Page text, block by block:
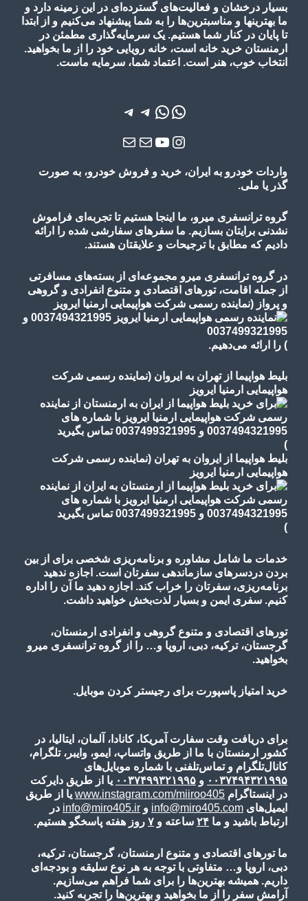
بسیار درخشان و فعالیت‌های گسترده‌ای در این زمینه دارد و
ما بهترینها و مناسبترین‌ها را به شما پیشنهاد می‌کنیم و از ابتدا
تا پایان در کنار شما هستیم. یک سرمایه‌گذاری مطمئن در
ارمنستان خرید خانه است، خانه رویایی خود را از ما بخواهید.
انتخاب خوب، هنر است. اعتماد شما، سرمایه ماست.
واتس‌اپ
واتس‌اپ
تلگرامتلگرام
اینستاگرم
یوتیوب
ایمیلایمیل
واردات خودرو به ایران، خرید و فروش خودرو، به صورت
گذر یا ملی.
گروه ترانسفری میرو، ما اینجا هستیم تا تجربه‌ای فراموش
نشدنی برایتان بسازیم. ما سفرهای سفارشی شده را ارائه
دادیم که مطابق با ترجیحات و علایقتان هستند.
در گروه ترانسفری میرو مجموعه‌ای از بسته‌های مسافرتی
از جمله اقامت، تورهای اقتصادی و متنوع انفرادی و گروهی
و پرواز (نماینده رسمی شرکت هواپیمایی ارمنیا ایرویز
) را ارائه می‌دهیم.
بلیط هواپیما از تهران به ایروان (نماینده رسمی شرکت
هواپیمایی ارمنیا ایرویز
)
بلیط هواپیما از ایروان به تهران (نماینده رسمی شرکت
هواپیمایی ارمنیا ایرویز
)
خدمات ما شامل مشاوره و برنامه‌ریزی شخصی برای از بین
بردن دردسرهای سازماندهی سفرتان است. اجازه ندهید
برنامه‌ریزی، سفرتان را خراب کند. اجازه دهید ما آن را اداره
کنیم. سفری ایمن و بسیار لذت‌بخش خواهید داشت.
تورهای اقتصادی و متنوع گروهی و انفرادی ارمنستان،
گرجستان، ترکیه، دبی، اروپا و… را از گروه ترانسفری میرو
بخواهید.
خرید امتیاز پاسپورت برای رجیستر کردن موبایل.
برای دریافت وقت سفارت آمریکا، کانادا، آلمان، ایتالیا، در
کشور ارمنستان با ما از طریق واتساپ، ایمو، وایبر، تلگرام،
کانال‌تلگرام و تماس‌تلفنی با شماره موبایل‌های
۰۰۳۷۴۹۴۳۲۱۹۹۵ و ۰۰۳۷۴۹۹۳۲۱۹۹۵ یا از طریق دایرکت
در اینستاگرام www.instagram.com/miiroo405 یا از طریق
ایمیل‌های info@miro405.com و info@miro405.ir در
ارتباط باشید و ما ۲۴ ساعته و ۷ روز هفته پاسخگو هستیم.
ما تورهای اقتصادی و متنوع ارمنستان، گرجستان، ترکیه،
دبی، اروپا و… متفاوتی با توجه به هر نوع سلیقه و بودجه‌ای
داریم. همیشه بهترین‌ها را برای شما فراهم می‌سازیم.
آرامش سفر را از ما بخواهید و بهترین‌ها را تجربه کنید.